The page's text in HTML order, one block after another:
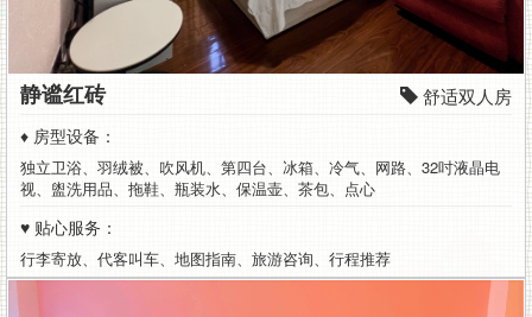
静谧红砖 舒适双人房
♦ 房型设备：
独立卫浴、羽绒被、吹风机、第四台、冰箱、冷气、网路、32吋液晶电
视、盥洗用品、拖鞋、瓶装水、保温壶、茶包、点心
♥ 贴心服务：
行李寄放、代客叫车、地图指南、旅游咨询、行程推荐